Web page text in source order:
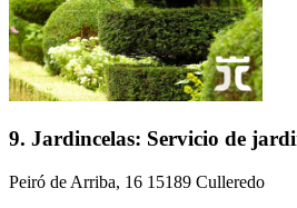
9. Jardincelas: Servicio de
Peiró de Arriba, 16 15189 Culleredo